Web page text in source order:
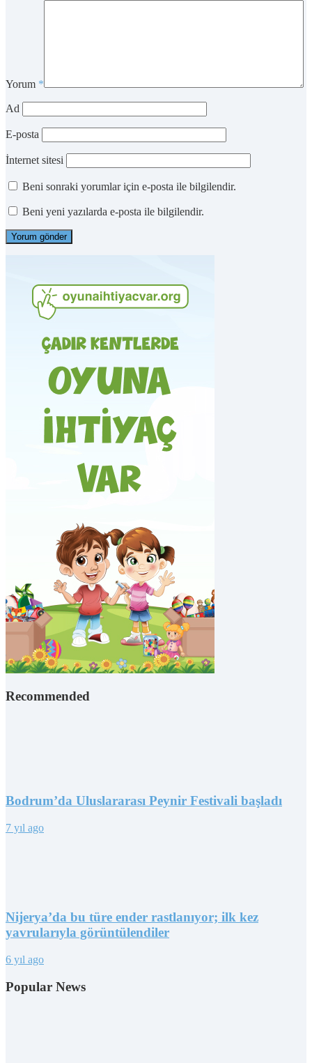
Yorum *
Ad
E-posta
İnternet sitesi
Beni sonraki yorumlar için e-posta ile bilgilendir.
Beni yeni yazılarda e-posta ile bilgilendir.
Recommended
Bodrum’da Uluslararası Peynir Festivali başladı
7 yıl ago
Nijerya’da bu türe ender rastlanıyor; ilk kez
yavrularıyla görüntülendiler
6 yıl ago
Popular News